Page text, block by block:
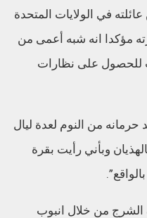
في الولايات المتحدة
مؤكدا انه شبه أعمى من
للحصول على نظارات
من النوم لعدة ليال
وبأني رأيت بقرة
الشرج من خلال انبوب